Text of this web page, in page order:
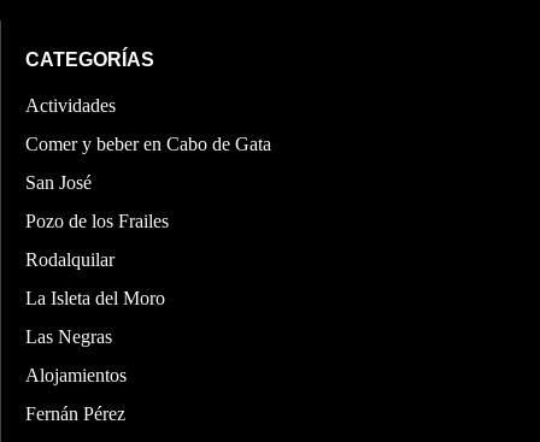
CATEGORÍAS
Actividades
Comer y beber en Cabo de Gata
San José
Pozo de los Frailes
Rodalquilar
La Isleta del Moro
Las Negras
Alojamientos
Fernán Pérez